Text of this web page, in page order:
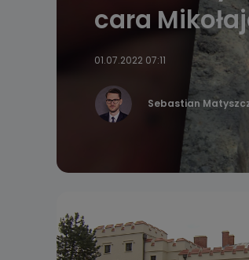
cara
01.07.2022 07:11
Sebastian